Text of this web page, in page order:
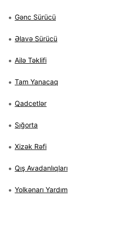
Gənc Sürücü
Əlavə Sürücü
Ailə Təklifi
Tam Yanacaq
Qadcetlər
Sığorta
Xizək Rəfi
Qış Avadanlıqları
Yolkənarı Yardım